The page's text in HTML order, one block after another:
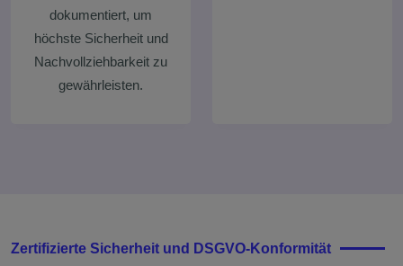
dokumentiert, um
höchste Sicherheit und
Nachvollziehbarkeit zu
gewährleisten.
Zertifizierte Sicherheit und DSGVO-Konformität